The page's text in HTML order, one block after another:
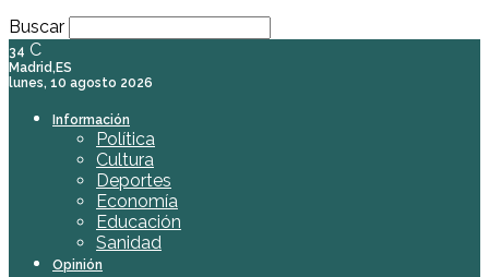
Buscar
34 C
Madrid,ES
lunes, 10 agosto 2026
Información
Política
Cultura
Deportes
Economía
Educación
Sanidad
Opinión